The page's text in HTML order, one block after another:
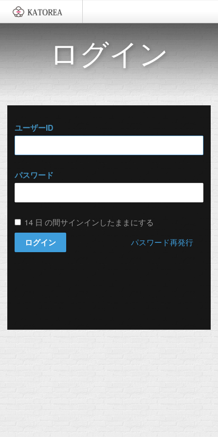
ログイン
ユーザーID
パスワード
14 日 の間サインインしたままにする
ログイン
パスワード再発行